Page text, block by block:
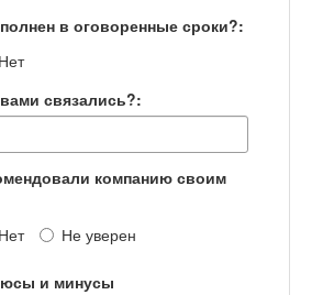
в оговоренные сроки?:
Нет
связались?:
компанию своим
Нет Не уверен
и минусы